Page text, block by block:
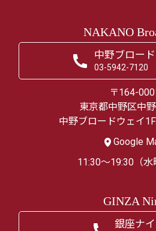
NAKANO
中野ブロー
03-5942-7120
〒164-
東京都中野区中
中野ブロードウェイ
Google
11:30～19:30（水
GINZA
銀座ナ